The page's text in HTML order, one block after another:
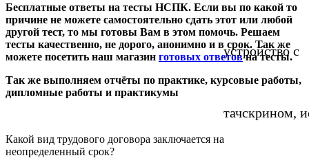
устройство с
тачскрином,
Бесплатные ответы на тесты НСПК. Если вы по какой то
причине не можете самостоятельно сдать этот или любой
другой тест, то мы готовы Вам в этом помочь. Решаем
тесты качественно, не дорого, анонимно и в срок. Так же
можете посетить наш магазин готовых ответовна тесты.
Так же выполняем отчёты по практике, курсовые работы,
дипломные работы и практикумы
Какой вид трудового договора заключается на
неопределенный срок?